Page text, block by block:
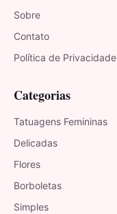
Sobre
Contato
Política de Privacidade
Categorias
Tatuagens Femininas
Delicadas
Flores
Borboletas
Simples